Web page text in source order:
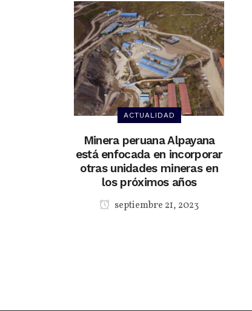
ACTUALIDAD
Minera peruana Alpayana
está enfocada en incorporar
otras unidades mineras en
los próximos años
septiembre 21, 2023